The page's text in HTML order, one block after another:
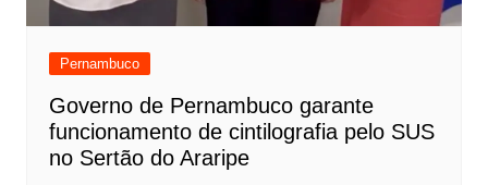
Pernambuco
Governo de Pernambuco garante
funcionamento de cintilografia pelo SUS
no Sertão do Araripe